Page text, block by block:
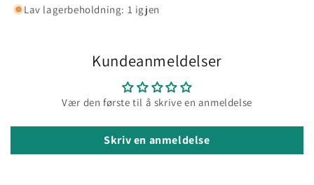
Lav lagerbeholdning: 1 igjen
Kundeanmeldelser
Vær den første til å skrive en anmeldelse
Skriv en anmeldelse